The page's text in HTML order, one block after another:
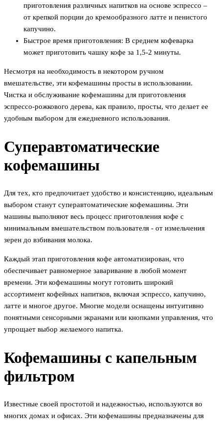
приготовления различных напитков на основе эспрессо –
от крепкой порции до кремообразного латте и пенистого
капучино.
Быстрое время приготовления: В среднем кофеварка
может приготовить чашку кофе за 1,5-2 минуты.
Несмотря на необходимость в некотором ручном
вмешательстве, эти кофемашины просты в использовании.
Чистка и обслуживание кофемашины для приготовления
эспрессо-рожкового дерева, как правило, просты, что делает ее
удобным выбором для ежедневного использования.
Суперавтоматические
кофемашины
Для тех, кто предпочитает удобство и консистенцию, идеальным
выбором станут суперавтоматические кофемашины. Эти
машины выполняют весь процесс приготовления кофе с
минимальным вмешательством пользователя - от измельчения
зерен до взбивания молока.
Каждый этап приготовления кофе автоматизирован, что
обеспечивает равномерное заваривание в любой момент
времени. Эти кофемашины могут готовить широкий
ассортимент кофейных напитков, включая эспрессо, капучино,
латте и многое другое. Многие модели оснащены интуитивно
понятными сенсорными экранами или кнопками управления, что
упрощает выбор желаемого напитка.
Кофемашины с капельным
фильтром
Известные своей простотой и надежностью, используются во
многих домах и офисах. Эти кофемашины предназначены для